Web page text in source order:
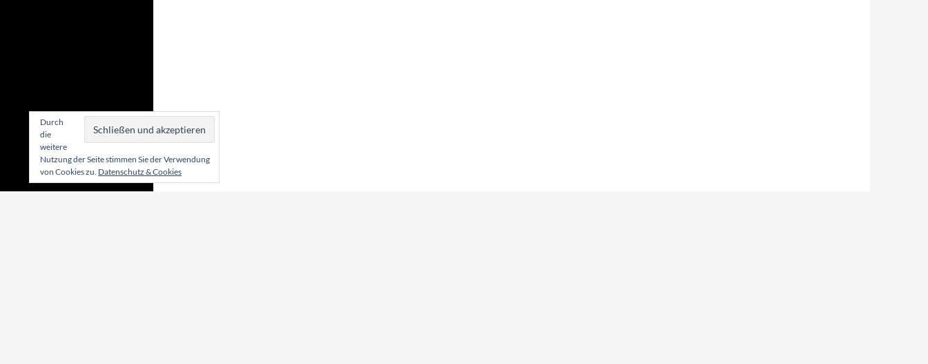
Durch
die
weitere
Nutzung der Seite stimmen Sie der Verwendung
von Cookies zu. Datenschutz & Cookies